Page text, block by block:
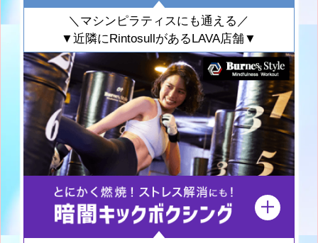
＼マシンピラティスにも通える／
▼近隣にRintosullがあるLAVA店舗▼